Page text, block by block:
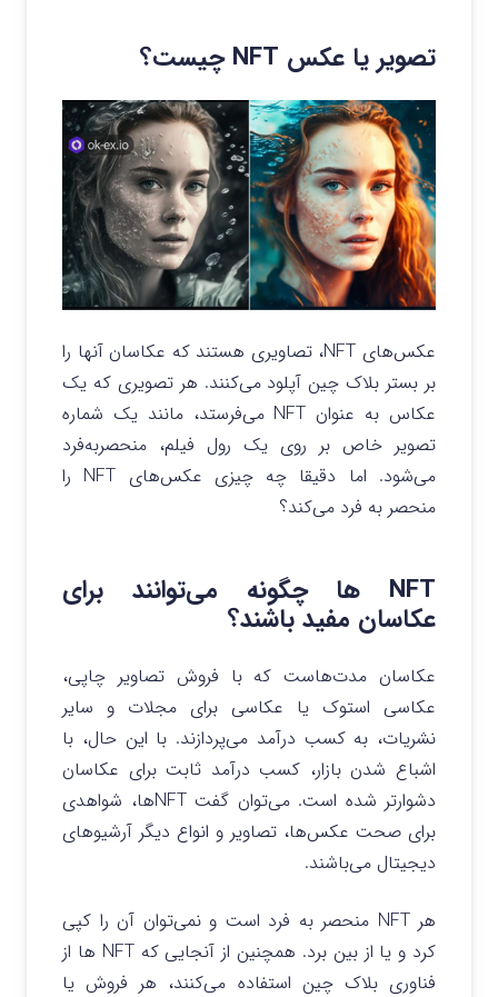
تصویر یا عکس NFT چیست؟
عکس‌های NFT، تصاویری هستند که عکاسان آنها را
بر بستر بلاک چین آپلود می‌کنند. هر تصویری که یک
عکاس به عنوان NFT می‌فرستد، مانند یک شماره
تصویر خاص بر روی یک رول فیلم، منحصربه‌فرد
می‌شود. اما دقیقا چه چیزی عکس‌های NFT را
منحصر به فرد می‌کند؟
NFT ها چگونه می‌توانند برای
عکاسان مفید باشند؟
عکاسان مدت‌هاست که با فروش تصاویر چاپی،
عکاسی استوک یا عکاسی برای مجلات و سایر
نشریات، به کسب درآمد می‌پردازند. با این حال، با
اشباع شدن بازار، کسب درآمد ثابت برای عکاسان
دشوارتر شده است. می‌توان گفت NFTها، شواهدی
برای صحت عکس‌ها، تصاویر و انواع دیگر آرشیوهای
دیجیتال می‌باشند.
هر NFT منحصر به فرد است و نمی‌توان آن را کپی
کرد و یا از بین برد. همچنین از آنجایی که NFT ها از
فناوری بلاک چین استفاده می‌کنند، هر فروش یا